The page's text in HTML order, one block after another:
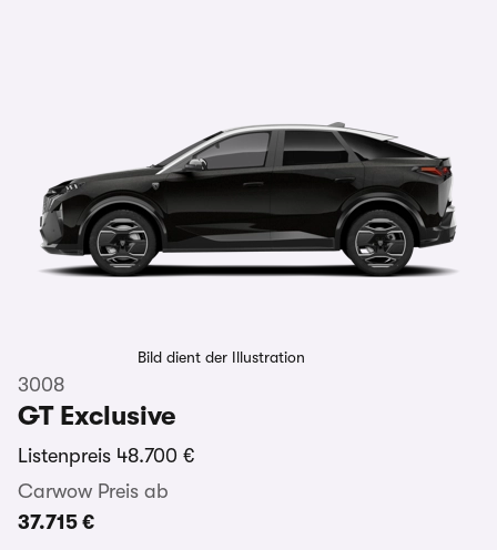
Bild dient der Illustration
3008
GT Exclusive
Listenpreis 48.700 €
Carwow Preis ab
37.715 €